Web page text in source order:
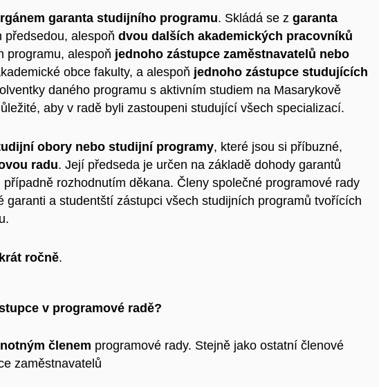
garanta studijního programu. Skládá se z garanta
předsedou, alespoň dvou dalších akademických pracovníků
programu, alespoň jednoho zástupce zaměstnavatelů nebo
obce fakulty, a alespoň jednoho zástupce studujících
daného programu s aktivním studiem na Masarykově
aby v radě byli zastoupeni studující všech specializací.
obory nebo studijní programy, které jsou si příbuzné,
radu. Její předseda je určen na základě dohody garantů
rozhodnutím děkana. Členy společné programové rady
garanti a studentští zástupci všech studijních programů tvořících
ročně.
v programové radě?
členem programové rady. Stejně jako ostatní členové
zaměstnavatelů